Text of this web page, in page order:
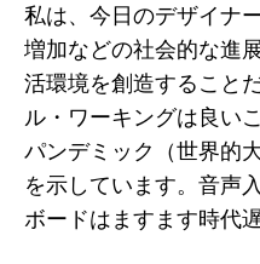
私は、今日のデザイナ
増加などの社会的な進
活環境を創造すること
ル・ワーキングは良い
パンデミック（世界的
を示しています。音声
ボードはますます時代